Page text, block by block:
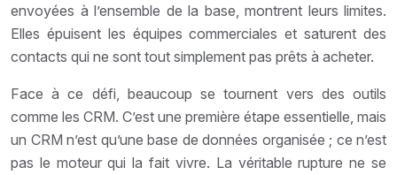
envoyées à l’ensemble de la base, montrent leurs limites.
Elles épuisent les équipes commerciales et saturent des
contacts qui ne sont tout simplement pas prêts à acheter.
Face à ce défi, beaucoup se tournent vers des outils
comme les CRM. C’est une première étape essentielle, mais
un CRM n’est qu’une base de données organisée ; ce n’est
pas le moteur qui la fait vivre. La véritable rupture ne se